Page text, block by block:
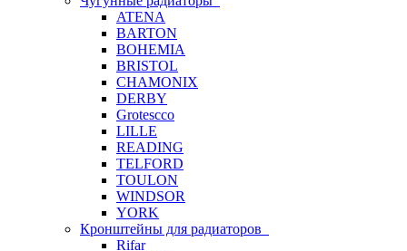
ATENA
BARTON
BOHEMIA
BRISTOL
CHAMONIX
DERBY
Grotescco
LILLE
READING
TELFORD
TOULON
WINDSOR
YORK
Кронштейны для радиаторов
Rifar